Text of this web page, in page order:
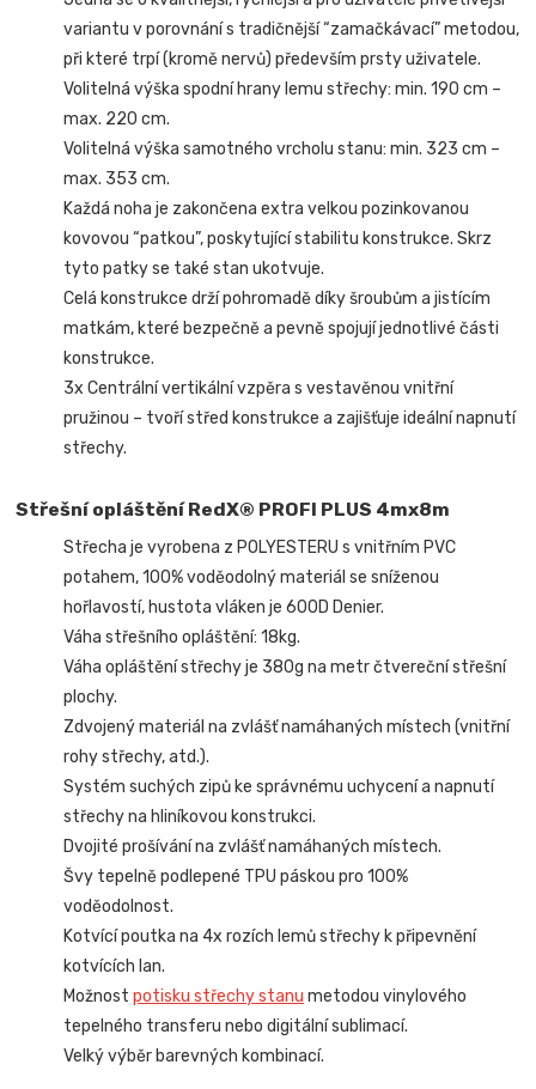
variantu v porovnání s tradičnější “zamačkávací” metodou,
při které trpí (kromě nervů) především prsty uživatele.
Volitelná výška spodní hrany lemu střechy: min. 190 cm –
max. 220 cm.
Volitelná výška samotného vrcholu stanu: min. 323 cm –
max. 353 cm.
Každá noha je zakončena extra velkou pozinkovanou
kovovou “patkou”, poskytující stabilitu konstrukce. Skrz
tyto patky se také stan ukotvuje.
Celá konstrukce drží pohromadě díky šroubům a jistícím
matkám, které bezpečně a pevně spojují jednotlivé části
konstrukce.
3x Centrální vertikální vzpěra s vestavěnou vnitřní
pružinou – tvoří střed konstrukce a zajišťuje ideální napnutí
střechy.
Střešní opláštění RedX® PROFI PLUS 4mx8m
Střecha je vyrobena z POLYESTERU s vnitřním PVC
potahem, 100% voděodolný materiál se sníženou
hořlavostí, hustota vláken je 600D Denier.
Váha střešního opláštění: 18kg.
Váha opláštění střechy je 380g na metr čtvereční střešní
plochy.
Zdvojený materiál na zvlášť namáhaných místech (vnitřní
rohy střechy, atd.).
Systém suchých zipů ke správnému uchycení a napnutí
střechy na hliníkovou konstrukci.
Dvojité prošívání na zvlášť namáhaných místech.
Švy tepelně podlepené TPU páskou pro 100%
voděodolnost.
Kotvící poutka na 4x rozích lemů střechy k připevnění
kotvících lan.
Možnostpotisku střechy stanu metodou vinylového
tepelného transferu nebo digitální sublimací.
Velký výběr barevných kombinací.